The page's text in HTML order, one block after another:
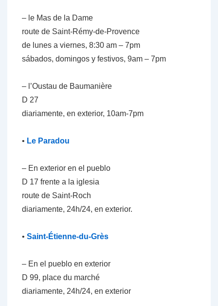
– le Mas de la Dame
route de Saint-Rémy-de-Provence
de lunes a viernes, 8:30 am – 7pm
sábados, domingos y festivos, 9am – 7pm
– l’Oustau de Baumanière
D 27
diariamente, en exterior, 10am-7pm
• Le Paradou
– En exterior en el pueblo
D 17 frente a la iglesia
route de Saint-Roch
diariamente, 24h/24, en exterior.
• Saint-Étienne-du-Grès
– En el pueblo en exterior
D 99, place du marché
diariamente, 24h/24, en exterior